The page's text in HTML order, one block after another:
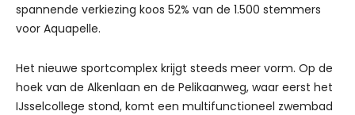
spannende verkiezing koos 52% van de 1.500 stemmers
voor Aquapelle.
Het nieuwe sportcomplex krijgt steeds meer vorm. Op de
hoek van de Alkenlaan en de Pelikaanweg, waar eerst het
IJsselcollege stond, komt een multifunctioneel zwembad